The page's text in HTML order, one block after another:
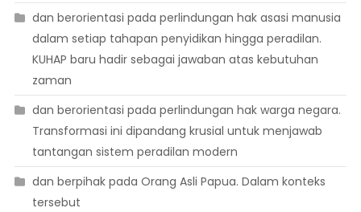
dan berorientasi pada perlindungan hak asasi manusia
dalam setiap tahapan penyidikan hingga peradilan.
KUHAP baru hadir sebagai jawaban atas kebutuhan
zaman
dan berorientasi pada perlindungan hak warga negara.
Transformasi ini dipandang krusial untuk menjawab
tantangan sistem peradilan modern
dan berpihak pada Orang Asli Papua. Dalam konteks
tersebut